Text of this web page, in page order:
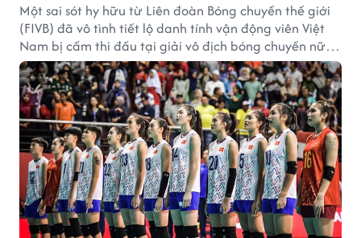
Một sai sót hy hữu từ Liên đoàn Bóng chuyền thế giới
(FIVB) đã vô tình tiết lộ danh tính vận động viên Việt
Nam bị cấm thi đấu tại giải vô địch bóng chuyền nữ
U21 thế giới 2025.